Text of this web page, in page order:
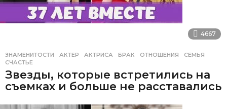
4667
ЗНАМЕНИТОСТИ АКТЕР ,АКТРИСА ,БРАК ,ОТНОШЕНИЯ ,СЕМЬЯ
СЧАСТЬЕ
Звезды, которые встретились на
съемках и больше не расставались